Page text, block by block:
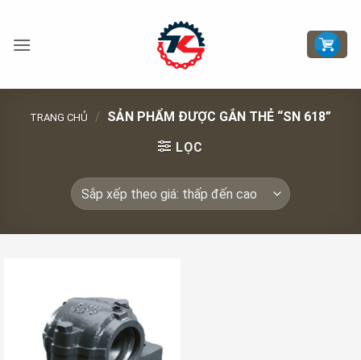
nội
TRANG CHỦ / SẢN PHẨM ĐƯỢC GẮN THẺ “SN 618”
LỌC